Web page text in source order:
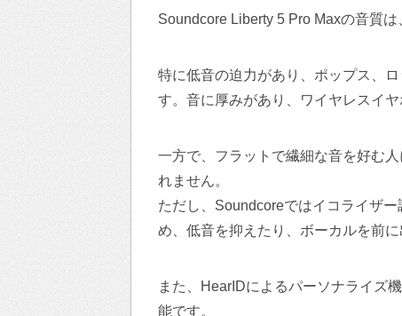
Soundcore Liberty 5 Pro Maxの音質
特に低音の迫力があり、ポップス、
す。音に厚みがあり、ワイヤレスイ
一方で、フラットで繊細な音を好む
れません。
ただし、Soundcoreではイコライザ
め、低音を抑えたり、ボーカルを前
また、HearIDによるパーソナライズ
能です。